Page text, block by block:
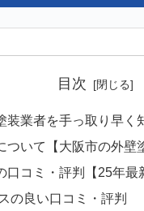
目次
装業者を手っ取り早く
いて【大阪市の外壁
コミ・評判【25年最
の良い口コミ・評判